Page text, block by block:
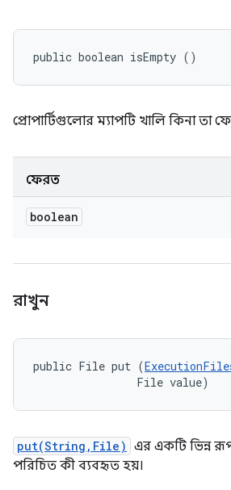
public boolean isEmpty ()
প্রোপার্টিগুলোর ম্যাপটি খালি কিনা তা
ফেরত
boolean
রাখুন
public File put (
                File value)
put(String,File) এর একটি ভিন্ন
পরিচিত কী ব্যবহৃত হয়।